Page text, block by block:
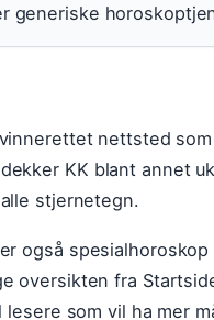
generiske
nettsted
KK blant annet
stjernetegn.
også
oversikten fra
som vil ha mer